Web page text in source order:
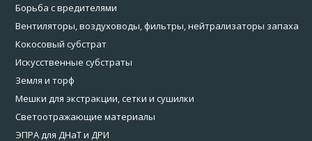
Борьба с вредителями
Вентиляторы, воздуховоды, фильтры, нейтрализаторы запаха
Кокосовый субстрат
Искусственные субстраты
Земля и торф
Мешки для экстракции, сетки и сушилки
Светоотражающие материалы
ЭПРА для ДНаТ и ДРИ